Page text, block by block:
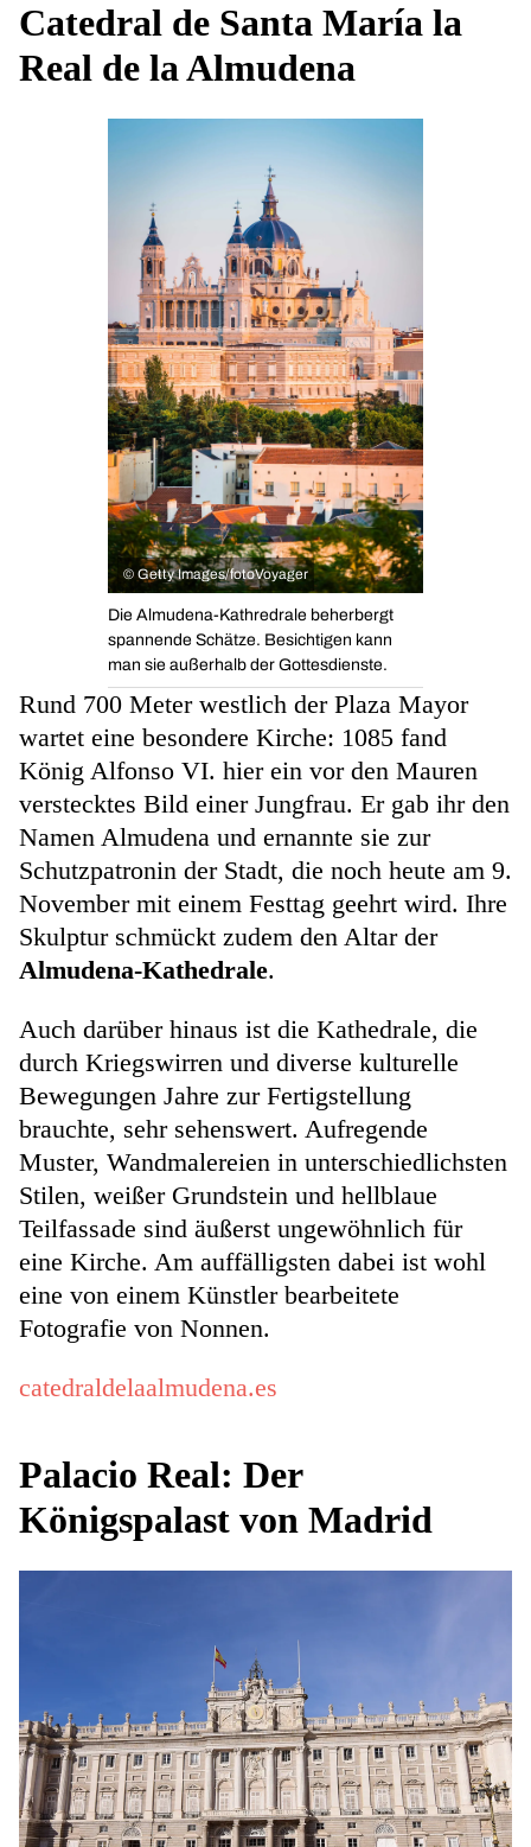
Catedral de Santa María la
Real de la Almudena
© Getty Images/fotoVoyager
Die Almudena-Kathredrale beherbergt
spannende Schätze. Besichtigen kann
man sie außerhalb der Gottesdienste.
Rund 700 Meter westlich der Plaza Mayor
wartet eine besondere Kirche: 1085 fand
König Alfonso VI. hier ein vor den Mauren
verstecktes Bild einer Jungfrau. Er gab ihr den
Namen Almudena und ernannte sie zur
Schutzpatronin der Stadt, die noch heute am 9.
November mit einem Festtag geehrt wird. Ihre
Skulptur schmückt zudem den Altar der
Almudena-Kathedrale.
Auch darüber hinaus ist die Kathedrale, die
durch Kriegswirren und diverse kulturelle
Bewegungen Jahre zur Fertigstellung
brauchte, sehr sehenswert. Aufregende
Muster, Wandmalereien in unterschiedlichsten
Stilen, weißer Grundstein und hellblaue
Teilfassade sind äußerst ungewöhnlich für
eine Kirche. Am auffälligsten dabei ist wohl
eine von einem Künstler bearbeitete
Fotografie von Nonnen.
catedraldelaalmudena.es
Palacio Real: Der
Königspalast von Madrid